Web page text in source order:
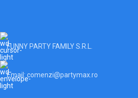
FUNNY PARTY FAMILY S.R.L.
Email: comenzi@partymax.ro